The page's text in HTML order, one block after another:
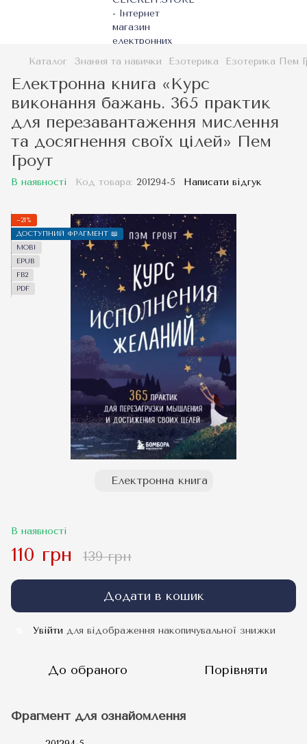
Каталог Знання та навички Езотерика Езотерика Пем
Електронна книга «Курс
виконання бажань. 365 практик
для перезавантаження мислення
та досягнення своїх цілей» Пем
Гроут
В наявності Код товара: 201294-5 Написати відгук
−21%
ДОСТУПНИЙ ФРАГМЕНТ 📖
MOBI
EPUB
FB2
PDF
Електронна книга
В наявності
110 грн 139 грн
Додати в кошик
Увійти для відображення накопичувальної знижки
До обраного Порівняти
Фрагмент для ознайомлення